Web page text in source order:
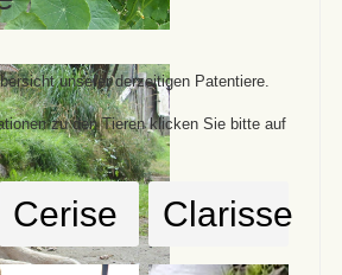
unserer derzeitigen Patentiere.
zu den Tieren klicken Sie bitte auf
Cerise Clarisse